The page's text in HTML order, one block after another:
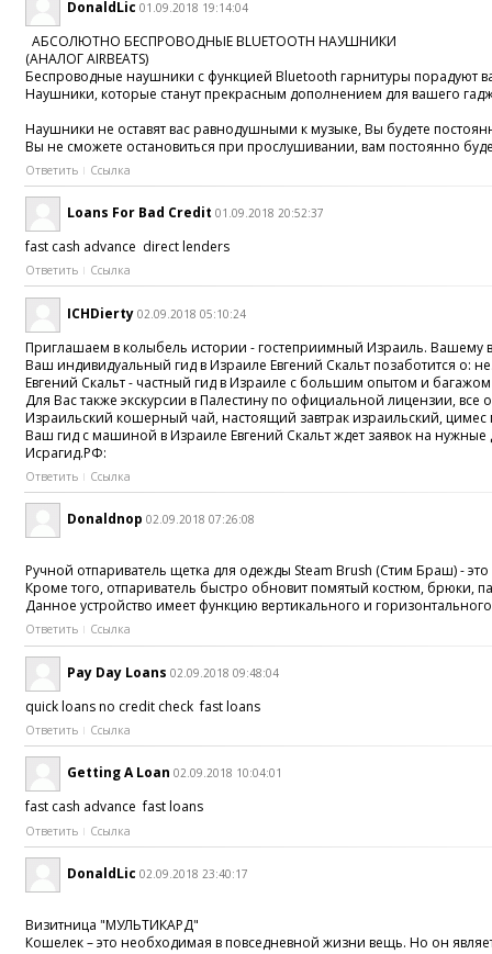
DonaldLic 01.09.2018 19:14:04
АБСОЛЮТНО БЕСПРОВОДНЫЕ BLUETOOTH НАУШНИКИ
(АНАЛОГ AIRBEATS)
Беспроводные наушники с функцией Bluetooth гарнитуры порадуют
Наушники, которые станут прекрасным дополнением для вашего
Наушники не оставят вас равнодушными к музыке, Вы будете
Вы не сможете остановиться при прослушивании, вам постоянно
Ответить Ссылка
Loans For Bad Credit 01.09.2018 20:52:37
fast cash advance direct lenders
Ответить Ссылка
ICHDierty 02.09.2018 05:10:24
Приглашаем в колыбель истории - гостеприимный Израиль. Вашему
Ваш индивидуальный гид в Израиле Евгений Скальт позаботится о:
Евгений Скальт - частный гид в Израиле с большим опытом и
Для Вас также экскурсии в Палестину по официальной лицензии,
Израильский кошерный чай, настоящий завтрак израильский,
Ваш гид с машиной в Израиле Евгений Скальт ждет заявок на
Исрагид.РФ:
Ответить Ссылка
Donaldnop 02.09.2018 07:26:08
Ручной отпариватель щетка для одежды Steam Brush (Стим Браш) -
Кроме того, отпариватель быстро обновит помятый костюм, брюки,
Данное устройство имеет функцию вертикального и
Ответить Ссылка
Pay Day Loans 02.09.2018 09:48:04
quick loans no credit check fast loans
Ответить Ссылка
Getting A Loan 02.09.2018 10:04:01
fast cash advance fast loans
Ответить Ссылка
DonaldLic 02.09.2018 23:40:17
Визитница "МУЛЬТИКАРД"
Кошелек – это необходимая в повседневной жизни вещь. Но он